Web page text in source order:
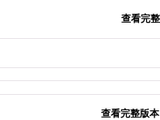
查看完
查看完整版